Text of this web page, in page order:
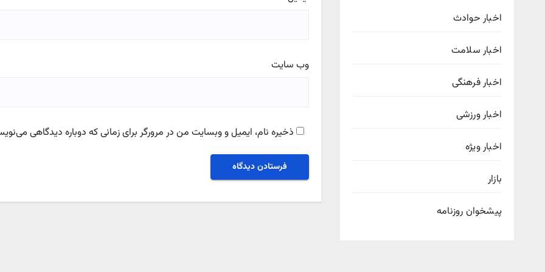
اخبار حوادث
اخبار سلامت
اخبار فرهنگی
اخبار ورزشی
اخبار ویژه
بازار
پیشخوان روزنامه
وب‌ سایت
ذخیره نام، ایمیل و وبسایت من در مرورگر برای زمانی که دوباره دیدگاهی